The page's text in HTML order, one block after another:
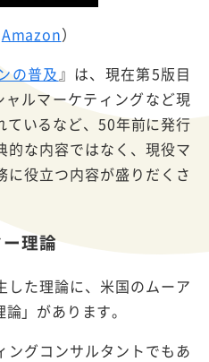
Amazon）
の普及 』は、現在第5版目
ルマーケティングなど現
いるなど、50年前に発行
的な内容ではなく、現役マ
に役立つ内容が盛りだくさ
理論
した理論に、米国のムーア
」があります。
ングコンサルタントでもあ